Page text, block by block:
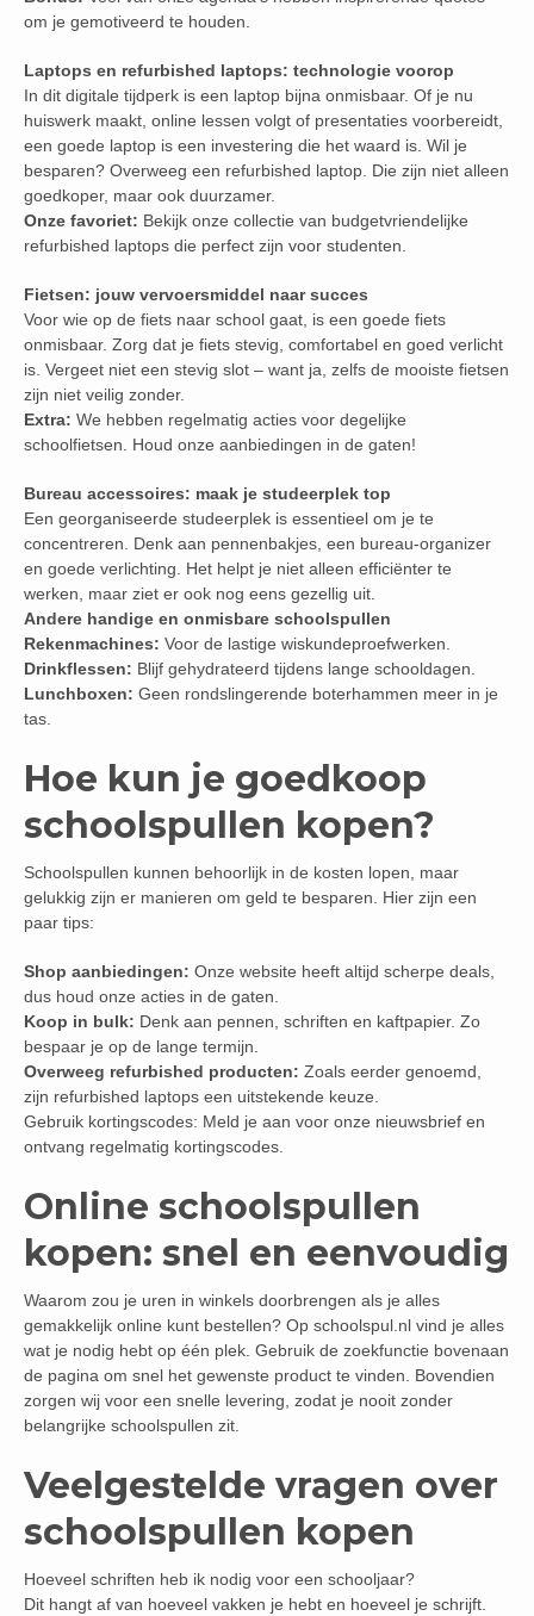
om je gemotiveerd te houden.
Laptops en refurbished laptops: technologie voorop
In dit digitale tijdperk is een laptop bijna onmisbaar. Of je nu
huiswerk maakt, online lessen volgt of presentaties voorbereidt,
een goede laptop is een investering die het waard is. Wil je
besparen? Overweeg een refurbished laptop. Die zijn niet alleen
goedkoper, maar ook duurzamer.
Onze favoriet: Bekijk onze collectie van budgetvriendelijke
refurbished laptops die perfect zijn voor studenten.
Fietsen: jouw vervoersmiddel naar succes
Voor wie op de fiets naar school gaat, is een goede fiets
onmisbaar. Zorg dat je fiets stevig, comfortabel en goed verlicht
is. Vergeet niet een stevig slot – want ja, zelfs de mooiste fietsen
zijn niet veilig zonder.
Extra: We hebben regelmatig acties voor degelijke
schoolfietsen. Houd onze aanbiedingen in de gaten!
Bureau accessoires: maak je studeerplek top
Een georganiseerde studeerplek is essentieel om je te
concentreren. Denk aan pennenbakjes, een bureau-organizer
en goede verlichting. Het helpt je niet alleen efficiënter te
werken, maar ziet er ook nog eens gezellig uit.
Andere handige en onmisbare schoolspullen
Rekenmachines: Voor de lastige wiskundeproefwerken.
Drinkflessen: Blijf gehydrateerd tijdens lange schooldagen.
Lunchboxen: Geen rondslingerende boterhammen meer in je
tas.
Hoe kun je goedkoop
schoolspullen kopen?
Schoolspullen kunnen behoorlijk in de kosten lopen, maar
gelukkig zijn er manieren om geld te besparen. Hier zijn een
paar tips:
Shop aanbiedingen: Onze website heeft altijd scherpe deals,
dus houd onze acties in de gaten.
Koop in bulk: Denk aan pennen, schriften en kaftpapier. Zo
bespaar je op de lange termijn.
Overweeg refurbished producten: Zoals eerder genoemd,
zijn refurbished laptops een uitstekende keuze.
Gebruik kortingscodes: Meld je aan voor onze nieuwsbrief en
ontvang regelmatig kortingscodes.
Online schoolspullen
kopen: snel en eenvoudig
Waarom zou je uren in winkels doorbrengen als je alles
gemakkelijk online kunt bestellen? Op schoolspul.nl vind je alles
wat je nodig hebt op één plek. Gebruik de zoekfunctie bovenaan
de pagina om snel het gewenste product te vinden. Bovendien
zorgen wij voor een snelle levering, zodat je nooit zonder
belangrijke schoolspullen zit.
Veelgestelde vragen over
schoolspullen kopen
Hoeveel schriften heb ik nodig voor een schooljaar?
Dit hangt af van hoeveel vakken je hebt en hoeveel je schrijft.